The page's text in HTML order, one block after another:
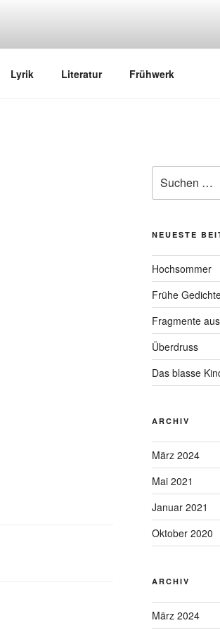
Lyrik Literatur Frühwerk
nach:
NEUESTE
Hochsommer
Frühe
Fragmente
Überdruss
Das blasse
ARCHIV
März 2024
Mai 2021
Januar 2021
Oktober 2020
ARCHIV
März 2024